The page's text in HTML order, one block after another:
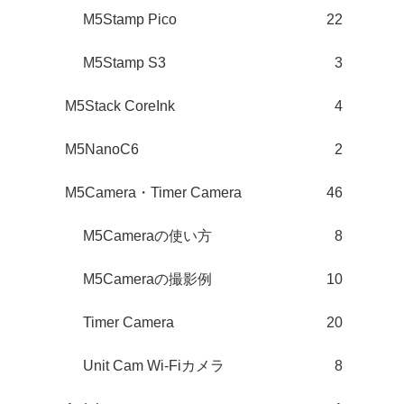
M5Stamp Pico 22
M5Stamp S3 3
M5Stack CoreInk 4
M5NanoC6 2
M5Camera・Timer Camera 46
M5Cameraの使い方 8
M5Cameraの撮影例 10
Timer Camera 20
Unit Cam Wi-Fiカメラ 8